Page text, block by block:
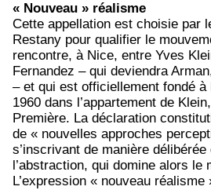
« Nouveau » réalisme
Cette appellation est choisie par
Restany pour qualifier le
rencontre, à Nice, entre Yves
Fernandez – qui deviendra
– et qui est officiellement fondé
1960 dans l’appartement de
Première. La déclaration
de « nouvelles approches
s’inscrivant de manière
l’abstraction, qui domine alors le
L’expression « nouveau réalisme